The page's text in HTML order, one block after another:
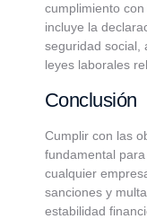
cumplimiento
incluye la
seguridad social,
leyes laborales
Conclusión
Cumplir con las
fundamental
cualquier
sanciones y
estabilidad